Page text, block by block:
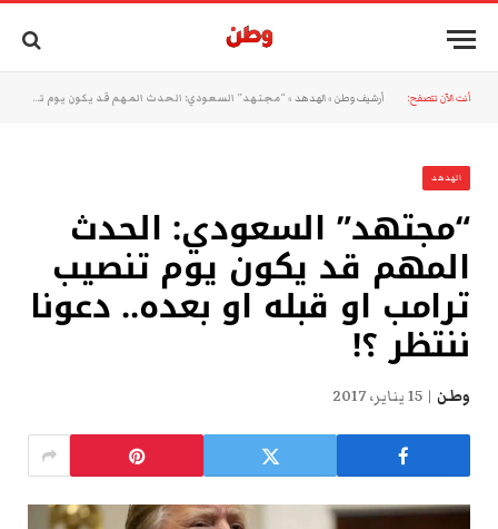
أنت الآن تتصفح: أرشيف وطن »الهدهد »“مجتهد” السعودي: الحدث المهم قد يكون يوم تنصيب ترامب او قبله او بعده.. دعونا ننتظر ؟!
الهدهد
“مجتهد” السعودي: الحدث
المهم قد يكون يوم تنصيب
ترامب او قبله او بعده.. دعونا
ننتظر ؟!
وطن 15 يناير، 2017